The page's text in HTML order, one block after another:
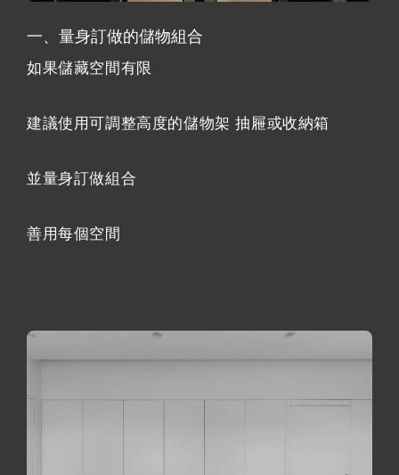
一、量身訂做的儲物組合
如果儲藏空間有限
建議使用可調整高度的儲物架 抽屜或收納箱
並量身訂做組合
善用每個空間